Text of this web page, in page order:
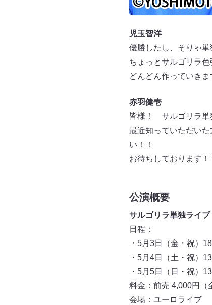
児玉智洋
優勝したし、そりゃ単
ちょっとサルゴリラ色
どんどん作っていきま
赤羽健壱
皆様！ サルゴリラ単
最近知っていただい
い！！
お待ちしております！
公演概要
サルゴリラ単独ライブ
日程：
・5月3日（金・祝）
・5月4日（土・祝）
・5月5日（日・祝）
料金：前売 4,000円（
会場：ユーロライブ